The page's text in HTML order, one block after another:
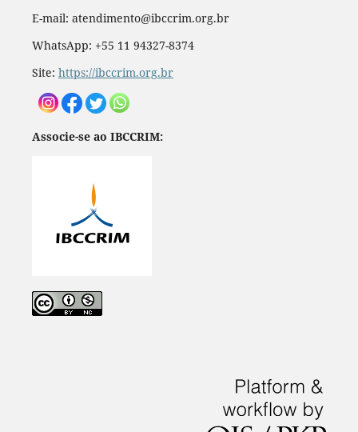
E-mail: atendimento@ibccrim.org.br
WhatsApp: +55 11 94327-8374
Site: https://ibccrim.org.br
Associe-se ao IBCCRIM: